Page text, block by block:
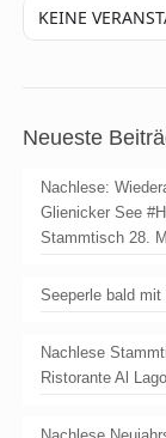
KEINE
Neueste
Nachlese:
Glienicker See
Stammtisch 28.
Seeperle bald mit
Nachlese
Ristorante Al Lago